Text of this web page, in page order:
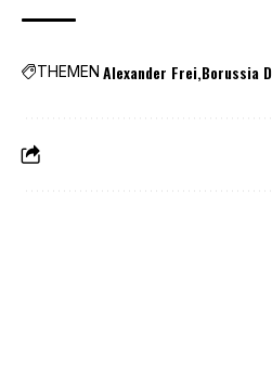
THEMEN Alexander Frei Borussia